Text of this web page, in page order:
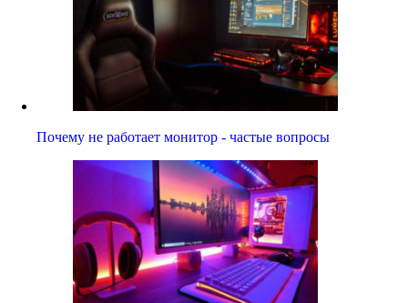
Почему не работает монитор - частые вопросы